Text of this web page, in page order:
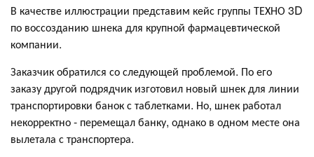
В качестве иллюстрации представим кейс группы ТЕХНО 3D
по воссозданию шнека для крупной фармацевтической
компании.
Заказчик обратился со следующей проблемой. По его
заказу другой подрядчик изготовил новый шнек для линии
транспортировки банок с таблетками. Но, шнек работал
некорректно - перемещал банку, однако в одном месте она
вылетала с транспортера.